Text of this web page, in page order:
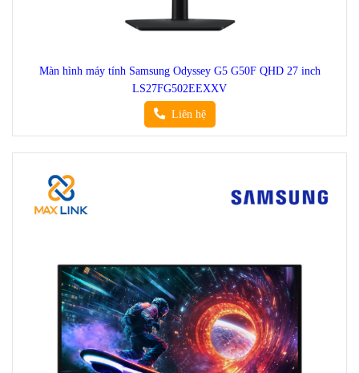
Màn hình máy tính Samsung Odyssey G5 G50F QHD 27 inch
LS27FG502EEXXV
Liên hệ